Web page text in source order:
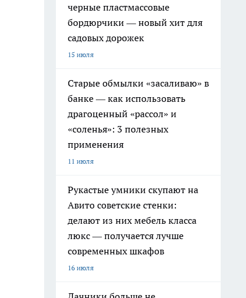
черные пластмассовые
бордюрчики — новый хит для
садовых дорожек
15 июля
Старые обмылки «засаливаю» в
банке — как использовать
драгоценный «рассол» и
«соленья»: 3 полезных
применения
11 июля
Рукастые умники скупают на
Авито советские стенки:
делают из них мебель класса
люкс — получается лучше
современных шкафов
16 июля